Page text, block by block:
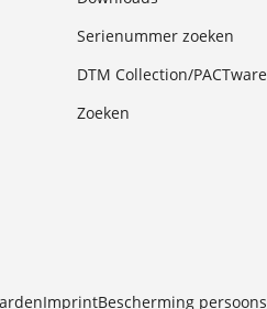
Serienummer zoeken
DTM Collection/PACTware
Zoeken
ImprintBescherming